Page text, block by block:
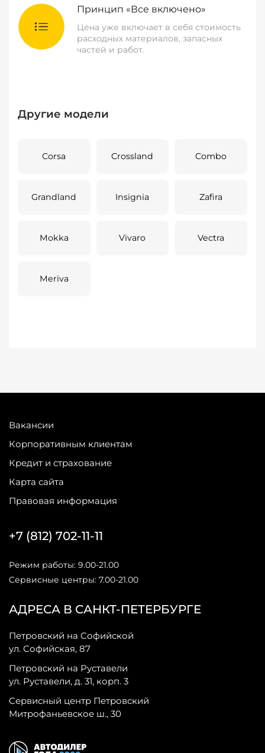
Принцип «Все включено»
Цена уже включает в себя стоимость
расходных материалов, запасных
частей и работ.
Другие модели
Corsa Crossland Combo
Grandland Insignia Zafira
Mokka Vivaro Vectra
Meriva
Вакансии
Корпоративным клиентам
Кредит и страхование
Карта сайта
Правовая информация
АДРЕСА В САНКТ-ПЕТЕРБУРГЕ
Петровский на Софийской
ул. Софийская, 87
Петровский на Руставели
ул. Руставели, д. 31, корп. 3
Сервисный центр Петровский
Митрофаньевское ш., 30
+7 (812) 702-11-11
Режим работы: 9.00-21.00
Сервисные центры: 7.00-21.00